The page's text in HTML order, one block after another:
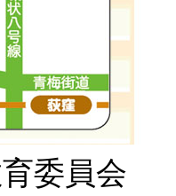
委員会